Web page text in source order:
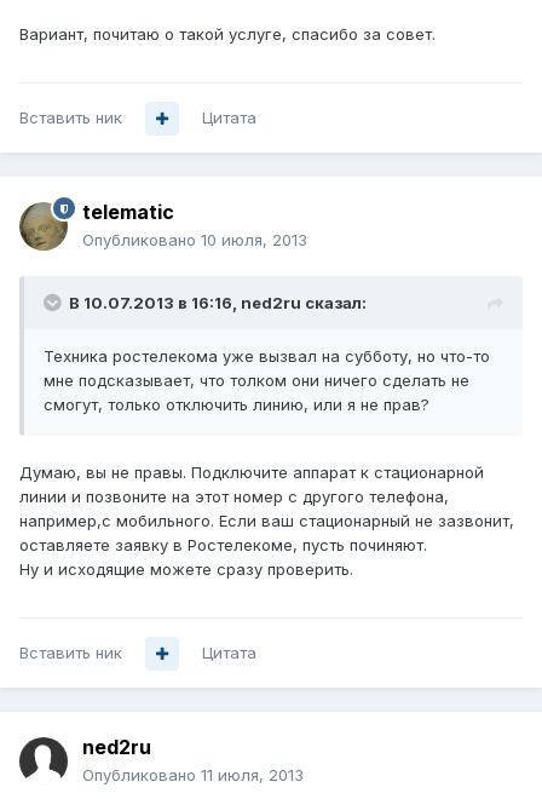
Вариант, почитаю о такой услуге, спасибо за совет.
Вставить ник Цитата
telematic
Опубликовано 10 июля, 2013
В 10.07.2013 в 16:16, ned2ru сказал:
Техника ростелекома уже вызвал на субботу, но что-то
мне подсказывает, что толком они ничего сделать не
смогут, только отключить линию, или я не прав?
Думаю, вы не правы. Подключите аппарат к стационарной
линии и позвоните на этот номер с другого телефона,
например,с мобильного. Если ваш стационарный не зазвонит,
оставляете заявку в Ростелекоме, пусть починяют.
Ну и исходящие можете сразу проверить.
Вставить ник Цитата
ned2ru
Опубликовано 11 июля, 2013